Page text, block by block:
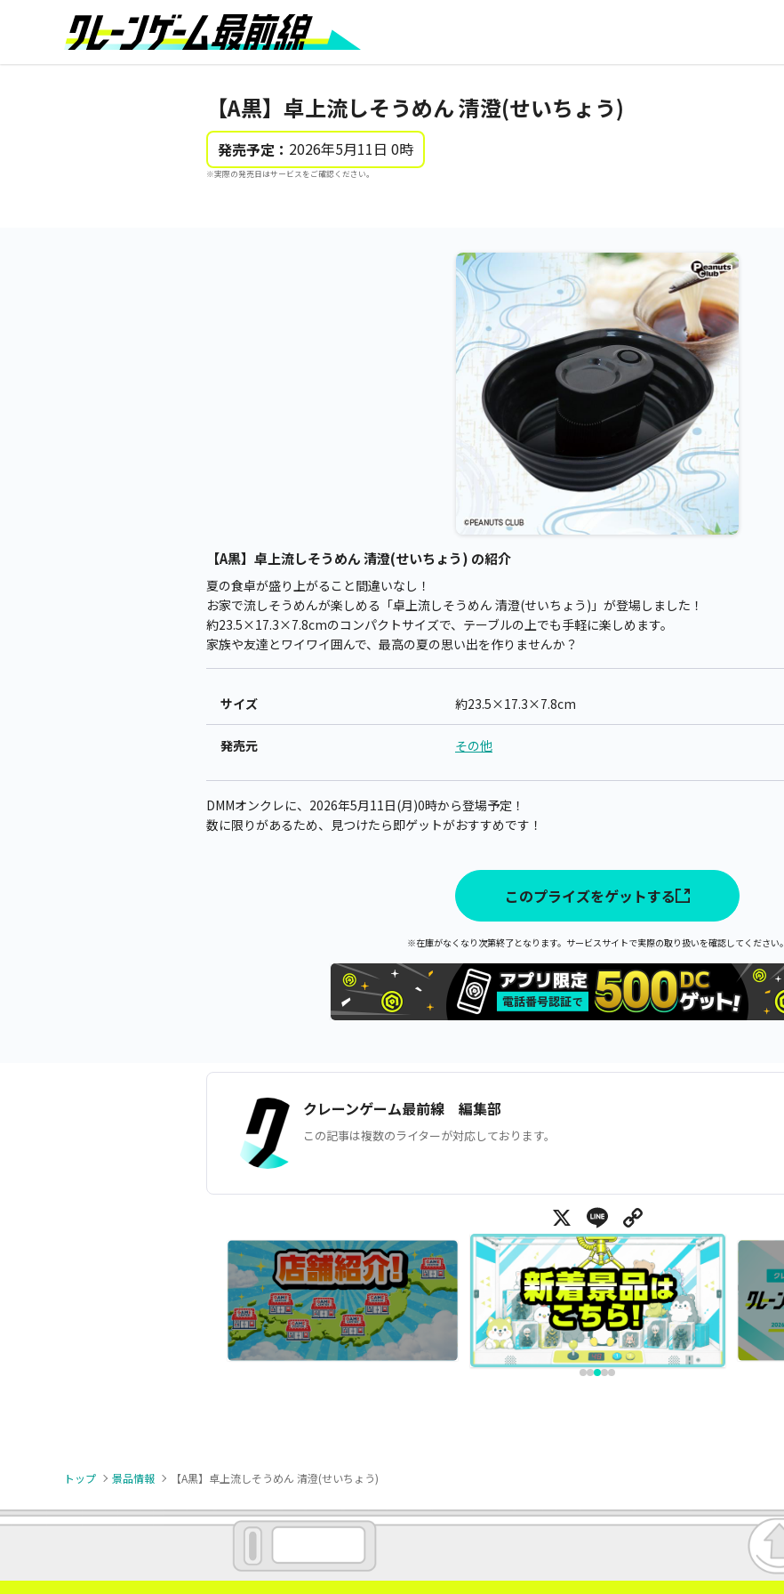
【A黒】卓上流しそうめん 清澄(せいちょう)
発売予定： 2026年5月11日 0時
※実際の発売日はサービスをご確認ください。
【A黒】卓上流しそうめん 清澄(せいちょう) の紹介
夏の食卓が盛り上がること間違いなし！
お家で流しそうめんが楽しめる「卓上流しそうめん 清澄(せいちょう)」が登場しました！
約23.5×17.3×7.8cmのコンパクトサイズで、テーブルの上でも手軽に楽しめます。
家族や友達とワイワイ囲んで、最高の夏の思い出を作りませんか？
サイズ 約23.5×17.3×7.8cm
発売元 その他
DMMオンクレに、2026年5月11日(月)0時から登場予定！
数に限りがあるため、見つけたら即ゲットがおすすめです！
このプライズをゲットする
※在庫がなくなり次第終了となります。サービスサイトで実際の取り扱いを確認してください。
クレーンゲーム最前線 編集部
この記事は複数のライターが対応しております。
X Line
トップ 景品情報 【A黒】卓上流しそうめん 清澄(せいちょう)